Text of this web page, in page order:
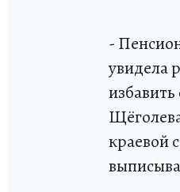
-
увидела
краевой